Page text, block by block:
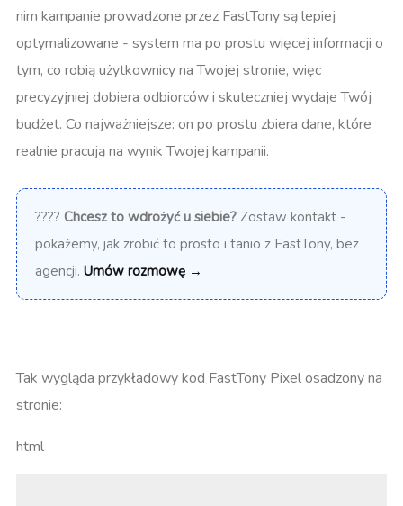
nim kampanie prowadzone przez FastTony są lepiej
optymalizowane - system ma po prostu więcej informacji o
tym, co robią użytkownicy na Twojej stronie, więc
precyzyjniej dobiera odbiorców i skuteczniej wydaje Twój
budżet. Co najważniejsze: on po prostu zbiera dane, które
realnie pracują na wynik Twojej kampanii.
???? Chcesz to wdrożyć u siebie? Zostaw kontakt -
pokażemy, jak zrobić to prosto i tanio z FastTony, bez
agencji. Umów rozmowę →
Tak wygląda przykładowy kod FastTony Pixel osadzony na
stronie:
html